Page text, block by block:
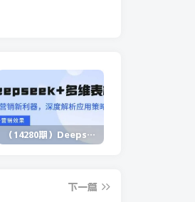
（14280期）Deepseek+多维表格，银行营销新利器，深度解析应用策略，提升营销效果
下一篇